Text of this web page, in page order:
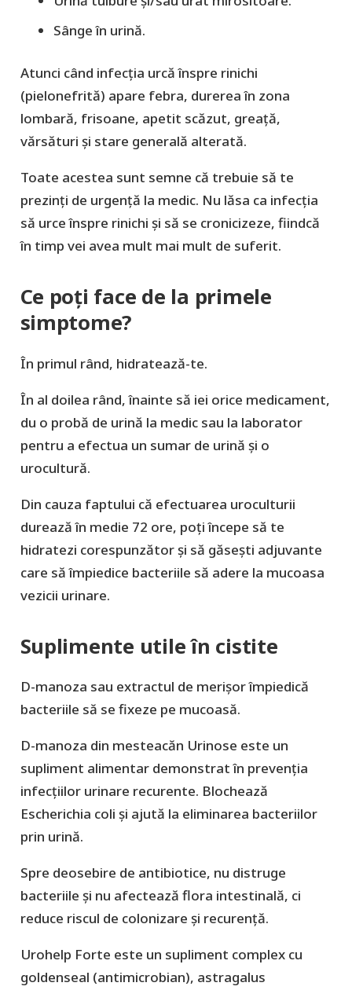
Sânge în urină.
Atunci când infecția urcă înspre rinichi
(pielonefrită) apare febra, durerea în zona
lombară, frisoane, apetit scăzut, greață,
vărsături și stare generală alterată.
Toate acestea sunt semne că trebuie să te
prezinți de urgență la medic. Nu lăsa ca infecția
să urce înspre rinichi și să se cronicizeze, fiindcă
în timp vei avea mult mai mult de suferit.
Ce poți face de la primele
simptome?
În primul rând, hidratează-te.
În al doilea rând, înainte să iei orice medicament,
du o probă de urină la medic sau la laborator
pentru a efectua un sumar de urină și o
urocultură.
Din cauza faptului că efectuarea uroculturii
durează în medie 72 ore, poți începe să te
hidratezi corespunzător și să găsești adjuvante
care să împiedice bacteriile să adere la mucoasa
vezicii urinare.
Suplimente utile în cistite
D-manoza sau extractul de merișorîmpiedică
bacteriile să se fixeze pe mucoasă.
D-manoza din mesteacăn Urinose este un
supliment alimentar demonstrat în prevenția
infecțiilor urinare recurente. Blochează
Escherichia coli și ajută la eliminarea bacteriilor
prin urină.
Spre deosebire de antibiotice, nu distruge
bacteriile și nu afectează flora intestinală, ci
reduce riscul de colonizare și recurență.
Urohelp Forte este un supliment complex cu
goldenseal (antimicrobian), astragalus